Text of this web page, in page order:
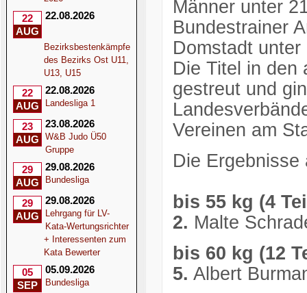
22
AUG
22.08.2026
Bezirksbestenkämpfe
des Bezirks Ost U11,
U13, U15
22
AUG
22.08.2026
Landesliga 1
23
AUG
23.08.2026
W&B Judo Ü50
Gruppe
29
AUG
29.08.2026
Bundesliga
29
AUG
29.08.2026
Lehrgang für LV-
Kata-Wertungsrichter
+ Interessenten zum
Kata Bewerter
05
SEP
05.09.2026
Bundesliga
Männer unter
Bundestrainer
Domstadt unter
Die Titel in den
gestreut und
Vereinen am
Die
bis 55 kg (4
2. Malte
bis 60 kg (12
5. Albert